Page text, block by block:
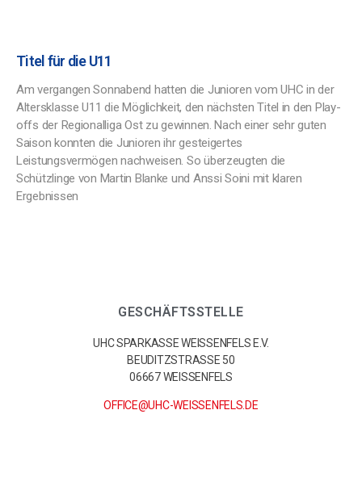
Titel für die U11
Am vergangen Sonnabend hatten die Junioren vom UHC in der
Altersklasse U11 die Möglichkeit, den nächsten Titel in den Play-
offs der Regionalliga Ost zu gewinnen. Nach einer sehr guten
Saison konnten die Junioren ihr gesteigertes
Leistungsvermögen nachweisen. So überzeugten die
Schützlinge von Martin Blanke und Anssi Soini mit klaren
Ergebnissen
GESCHÄFTSSTELLE
UHC SPARKASSE WEISSENFELS E.V.
BEUDITZSTRASSE 50
06667 WEISSENFELS
OFFICE@UHC-WEISSENFELS.DE